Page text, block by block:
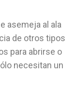
asemeja al ala
de otros tipos
para abrirse o
necesitan un